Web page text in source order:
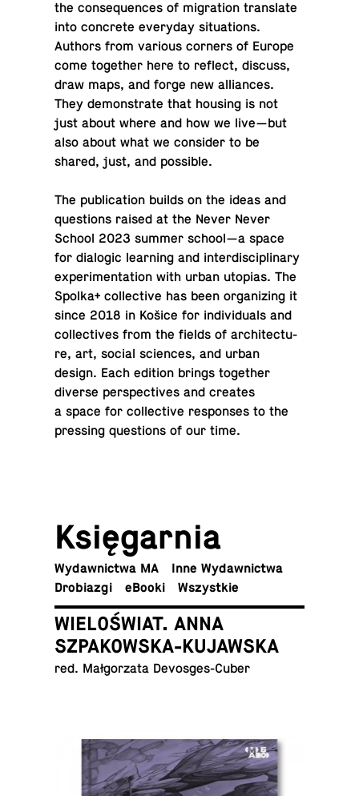
the con­se­qu­en­ces of mi­gra­tion trans­la­te
into con­cre­te eve­ry­day si­tu­ations.
Authors from various corners of Europe
come to­ge­ther here to reflect, discuss,
draw maps, and forge new al­lian­ces.
They de­mon­stra­te that housing is not
just about where and how we live—but
also about what we con­si­der to be
shared, just, and possible.
The pu­bli­ca­tion builds on the ideas and
qu­estions raised at the Never Never
School 2023 summer school—a space
for dia­lo­gic le­ar­ning and in­ter­di­sci­pli­na­ry
expe­ri­men­ta­tion with urban utopias. The
Spolka+ col­lec­ti­ve has been or­ga­ni­zing it
since 2018 in Košice for in­di­vi­du­als and
col­lec­ti­ves from the fields of ar­chi­tec­tu­
re, art, social scien­ces, and urban
design. Each edition brings to­ge­ther
diverse per­spec­ti­ves and creates
a space for col­lec­ti­ve re­spon­ses to the
pres­sing qu­estions of our time.
Księ­gar­nia
Wy­daw­nic­twa MA
Inne Wydawnictwa
Dro­bia­zgi
eBooki Wszyst­kie
WIELOŚWIAT. ANNA
SZPAKOWSKA-KUJAWSKA
red. Mał­go­rza­ta Devosges-Cuber